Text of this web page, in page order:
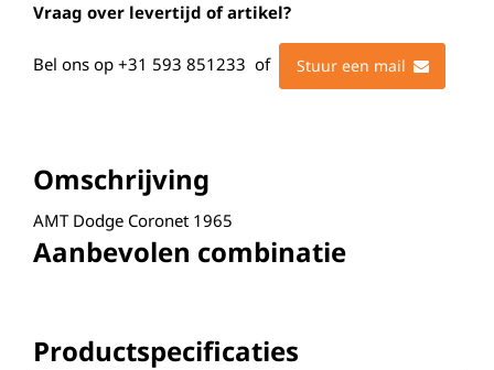
Vraag over levertijd of artikel?
Bel ons op +31 593 851233 of Stuur een mail
Omschrijving
AMT Dodge Coronet 1965
Aanbevolen combinatie
Productspecificaties